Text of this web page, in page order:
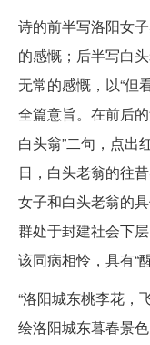
诗的前半写洛阳女
的感慨；后半写白
无常的感慨，以“但
全篇意旨。在前后
白头翁”二句，点出
日，白头老翁的往
女子和白头老翁的
群处于封建社会下
该同病相怜，具有“
“洛阳城东桃李花，
绘洛阳城东暮春景